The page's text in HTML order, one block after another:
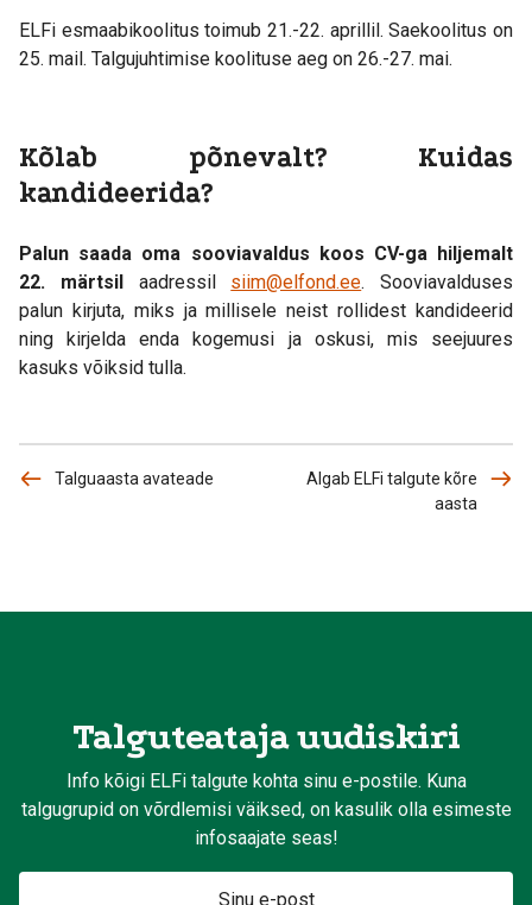
ELFi esmaabikoolitus toimub 21.-22. aprillil. Saekoolitus on
25. mail. Talgujuhtimise koolituse aeg on 26.-27. mai.
Kõlab põnevalt? Kuidas
kandideerida?
Palun saada oma sooviavaldus koos CV-ga hiljemalt
22. märtsil aadressil siim@elfond.ee. Sooviavalduses
palun kirjuta, miks ja millisele neist rollidest kandideerid
ning kirjelda enda kogemusi ja oskusi, mis seejuures
kasuks võiksid tulla.
Talguaasta avateade
Algab ELFi talgute kõre
aasta
Talguteataja uudiskiri
Info kõigi ELFi talgute kohta sinu e-postile. Kuna
talgugrupid on võrdlemisi väiksed, on kasulik olla esimeste
infosaajate seas!